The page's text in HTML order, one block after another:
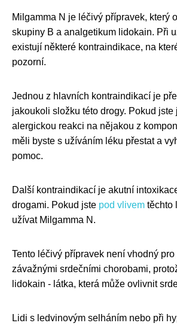
Milgamma N je léčivý přípravek, který
skupiny B a analgetikum lidokain. Při
existují některé kontraindikace, na
pozorní.
Jednou z hlavních kontraindikací je
jakoukoli složku této drogy. Pokud
alergickou reakci na nějakou z
měli byste s užíváním léku přestat a
pomoc.
Další kontraindikací je akutní
drogami. Pokud jste pod vlivem těchto
užívat Milgamma N.
Tento léčivý přípravek není vhodný
závažnými srdečními chorobami,
lidokain - látka, která může ovlivnit
Lidi s ledvinovým selháním nebo při